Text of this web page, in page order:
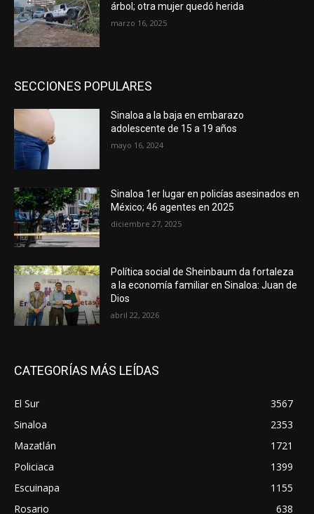
árbol; otra mujer quedó herida
marzo 16, 2025
SECCIONES POPULARES
Sinaloa a la baja en embarazo
adolescente de 15 a 19 años
mayo 16, 2024
Sinaloa 1er lugar en policías asesinados en
México; 46 agentes en 2025
diciembre 27, 2025
Política social de Sheinbaum da fortaleza
a la economía familiar en Sinaloa: Juan de
Dios
abril 22, 2026
CATEGORÍAS MÁS LEÍDAS
El Sur
3567
Sinaloa
2353
Mazatlán
1721
Policiaca
1399
Escuinapa
1155
Rosario
638